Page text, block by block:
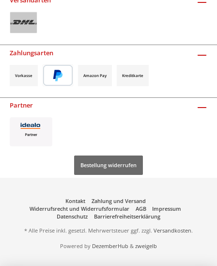
Zahlungsarten
Vorkasse Amazon Pay Kreditkarte
Partner
Bestellung widerrufen
Kontakt
Zahlung und Versand
Widerrufsrecht und Widerrufsformular
AGB
Impressum
Datenschutz
Barrierefreiheitserklärung
* Alle Preise inkl. gesetzl. Mehrwertsteuer ggf. zzgl. Versandkosten.
Powered by DezemberHub & zweigelb